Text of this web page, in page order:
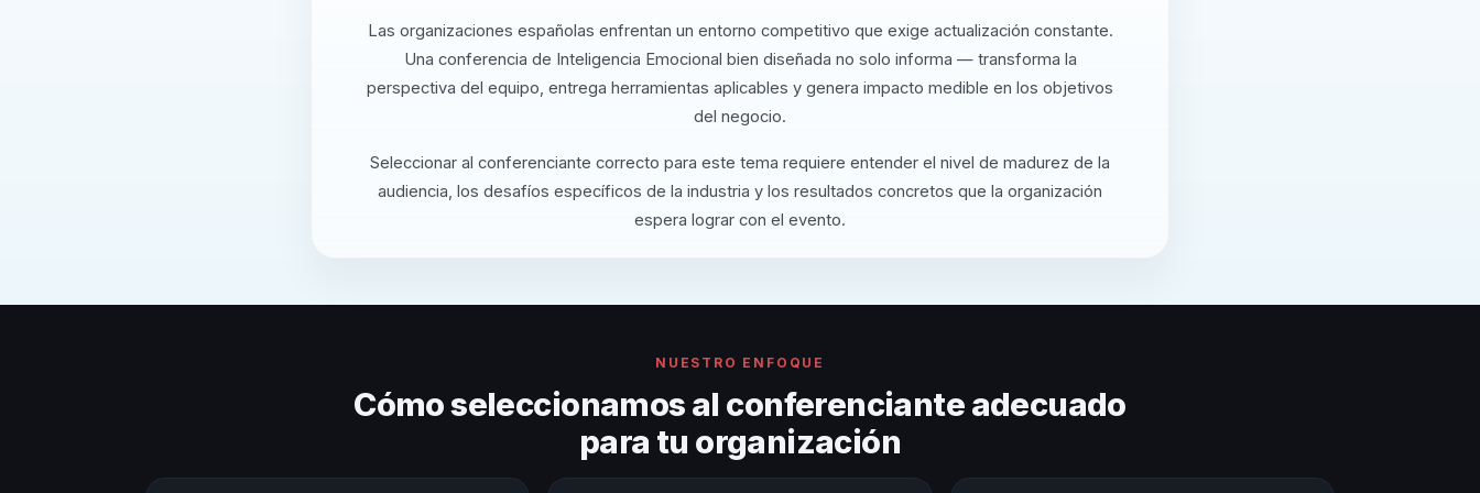
Las organizaciones españolas enfrentan un entorno competitivo que exige actualización constante.
Una conferencia de Inteligencia Emocional bien diseñada no solo informa — transforma la
perspectiva del equipo, entrega herramientas aplicables y genera impacto medible en los objetivos
del negocio.
Seleccionar al conferenciante correcto para este tema requiere entender el nivel de madurez de la
audiencia, los desafíos específicos de la industria y los resultados concretos que la organización
espera lograr con el evento.
NUESTRO ENFOQUE
Cómo seleccionamos al conferenciante adecuado
para tu organización